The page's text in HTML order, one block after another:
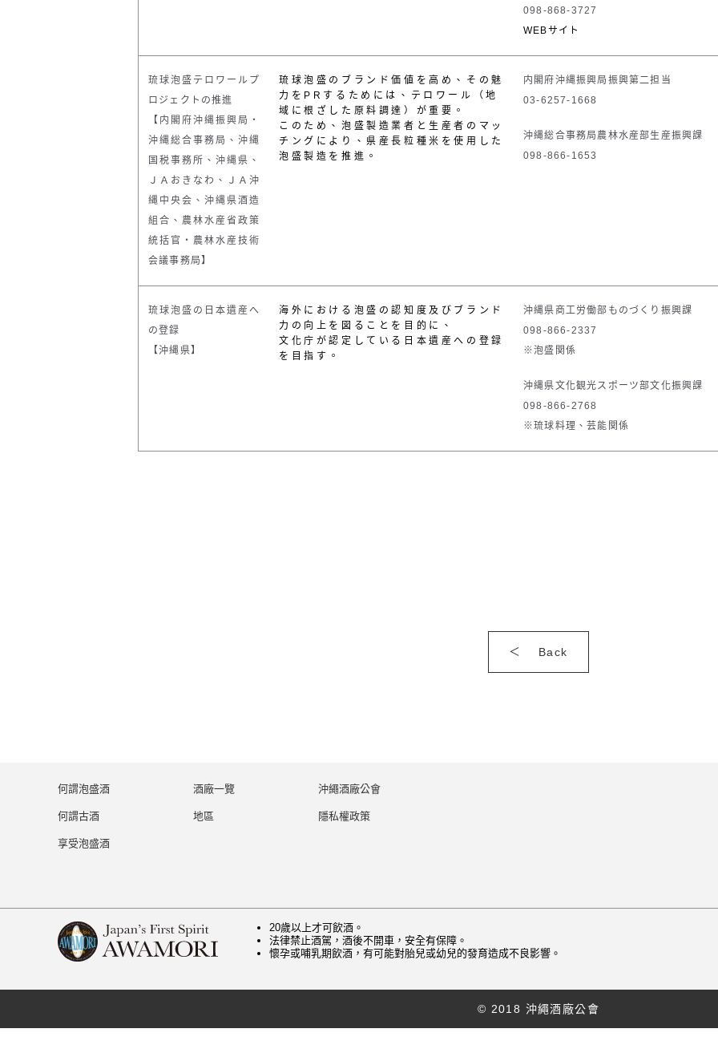
098-868-3727
WEBサイト
琉球泡盛テロワールプ
ロジェクトの推進
【内閣府沖縄振興局・
沖縄総合事務局、沖縄
国税事務所、沖縄県、
ＪＡおきなわ、ＪＡ沖
縄中央会、沖縄県酒造
組合、農林水産省政策
統括官・農林水産技術
会議事務局】
琉球泡盛のブランド価値を高め、その魅
力をPRするためには、テロワール（地
域に根ざした原料調達）が重要。
このため、泡盛製造業者と生産者のマッ
チングにより、県産長粒種米を使用した
泡盛製造を推進。
内閣府沖縄振興局振興第二担当
03-6257-1668
沖縄総合事務局農林水産部生産振興課
098-866-1653
琉球泡盛の日本遺産へ
の登録
【沖縄県】
海外における泡盛の認知度及びブランド
力の向上を図ることを目的に、
文化庁が認定している日本遺産への登録
を目指す。
沖縄県商工労働部ものづくり振興課
098-866-2337
※泡盛関係
沖縄県文化観光スポーツ部文化振興課
098-866-2768
※琉球料理、芸能関係
Back
何謂泡盛酒
何謂古酒
享受泡盛酒
酒廠一覽
地區
沖繩酒廠公會
隱私權政策
20歲以上才可飲酒。
法律禁止酒駕，酒後不開車，安全有保障。
懷孕或哺乳期飲酒，有可能對胎兒或幼兒的發育造成不良影響。
© 2018 沖繩酒廠公會